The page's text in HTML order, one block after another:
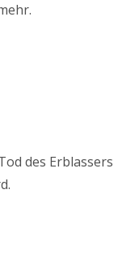
des Erblassers